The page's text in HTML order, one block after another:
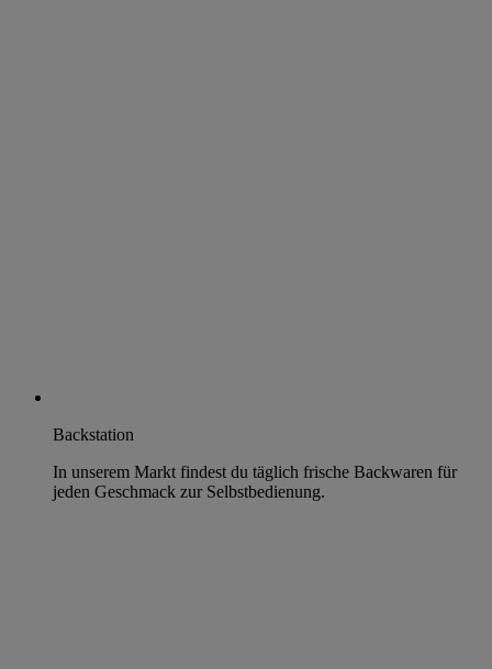
Backstation
In unserem Markt findest du täglich frische Backwaren für
jeden Geschmack zur Selbstbedienung.